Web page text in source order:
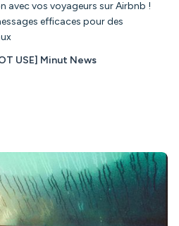
avec vos voyageurs sur Airbnb !
efficaces pour des
USE] Minut News